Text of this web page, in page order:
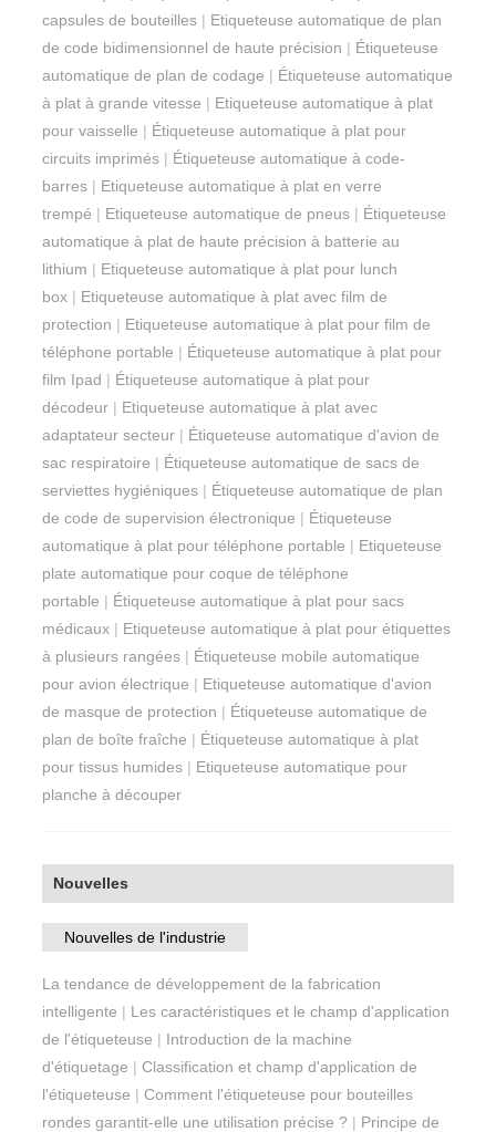
capsules de bouteilles | Etiqueteuse automatique de plan
de code bidimensionnel de haute précision | Étiqueteuse
automatique de plan de codage | Étiqueteuse automatique
à plat à grande vitesse | Etiqueteuse automatique à plat
pour vaisselle | Étiqueteuse automatique à plat pour
circuits imprimés | Étiqueteuse automatique à code-
barres | Etiqueteuse automatique à plat en verre
trempé | Etiqueteuse automatique de pneus | Étiqueteuse
automatique à plat de haute précision à batterie au
lithium | Etiqueteuse automatique à plat pour lunch
box | Etiqueteuse automatique à plat avec film de
protection | Etiqueteuse automatique à plat pour film de
téléphone portable | Étiqueteuse automatique à plat pour
film Ipad | Étiqueteuse automatique à plat pour
décodeur | Etiqueteuse automatique à plat avec
adaptateur secteur | Étiqueteuse automatique d'avion de
sac respiratoire | Étiqueteuse automatique de sacs de
serviettes hygiéniques | Étiqueteuse automatique de plan
de code de supervision électronique | Étiqueteuse
automatique à plat pour téléphone portable | Etiqueteuse
plate automatique pour coque de téléphone
portable | Étiqueteuse automatique à plat pour sacs
médicaux | Etiqueteuse automatique à plat pour étiquettes
à plusieurs rangées | Étiqueteuse mobile automatique
pour avion électrique | Etiqueteuse automatique d'avion
de masque de protection | Étiqueteuse automatique de
plan de boîte fraîche | Étiqueteuse automatique à plat
pour tissus humides | Etiqueteuse automatique pour
planche à découper
Nouvelles
Nouvelles de l'industrie
La tendance de développement de la fabrication
intelligente | Les caractéristiques et le champ d'application
de l'étiqueteuse | Introduction de la machine
d'étiquetage |Classification et champ d'application de
l'étiqueteuse |Comment l'étiqueteuse pour bouteilles
rondes garantit-elle une utilisation précise ? | Principe de